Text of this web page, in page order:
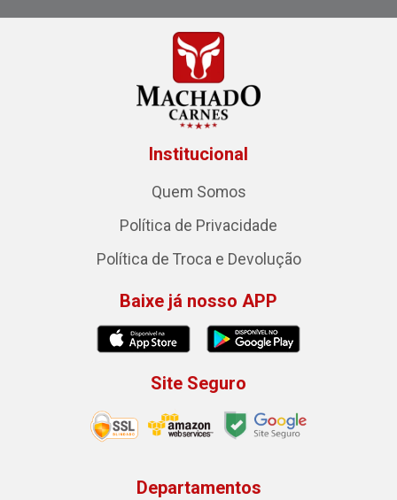
Institucional
Quem Somos
Política de Privacidade
Política de Troca e Devolução
Baixe já nosso APP
Site Seguro
Departamentos